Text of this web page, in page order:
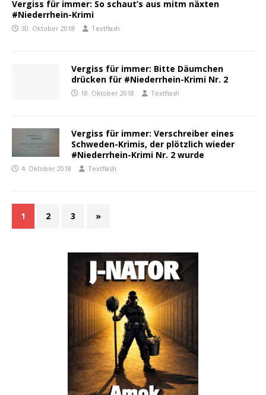
Vergiss für immer: So schaut’s aus mitm näxten
#Niederrhein-Krimi
30. Oktober 2018 Textflash
Vergiss für immer: Bitte Däumchen
drücken für #Niederrhein-Krimi Nr. 2
18. Oktober 2018 Textflash
Vergiss für immer: Verschreiber eines
Schweden-Krimis, der plötzlich wieder
#Niederrhein-Krimi Nr. 2 wurde
4. Oktober 2018 Textflash
1 2 3 »